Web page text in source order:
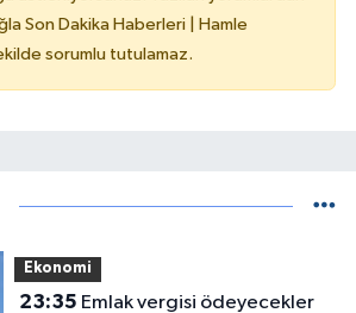
Son Dakika Haberleri | Hamle
sorumlu tutulamaz.
Ekonomi
23:35